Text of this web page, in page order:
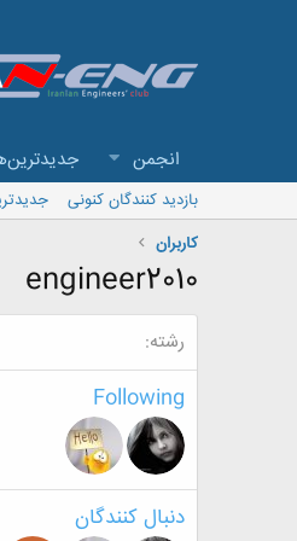
انجمن
بازدید کنندگان کنونی
کاربران
engineer2010
رشته
Following
دنبال کنندگان